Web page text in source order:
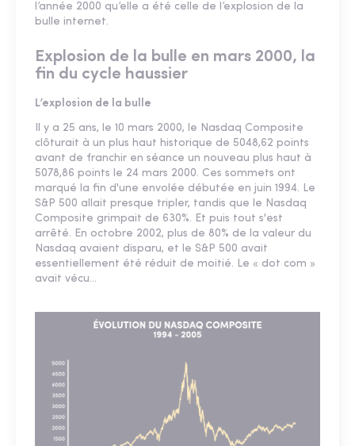
l’année 2000 qu’elle a été celle de l’explosion de la
bulle internet.
Explosion de la bulle en mars 2000, la
fin du cycle haussier
L’explosion de la bulle
Il y a 25 ans, le 10 mars 2000, le Nasdaq Composite
clôturait à un plus haut historique de 5048,62 points
avant de franchir en séance un nouveau plus haut à
5078,86 points le 24 mars 2000. Ces sommets ont
marqué la fin d'une envolée débutée en juin 1994. Le
S&P 500 allait presque tripler, tandis que le Nasdaq
Composite grimpait de 630%. Et puis tout s'est
arrêté. En octobre 2002, plus de 80% de la valeur du
Nasdaq avaient disparu, et le S&P 500 avait
essentiellement été réduit de moitié. Le « dot com »
avait vécu…